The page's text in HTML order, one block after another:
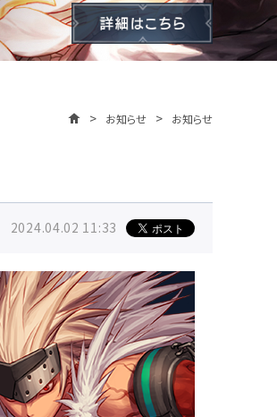
お知らせ お知らせ
2024.04.02 11:33